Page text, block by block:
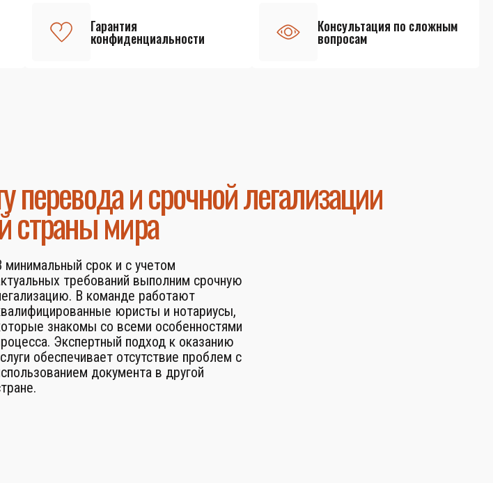
Гарантия
конфиденциальности
Консультация по сложным
вопросам
перевода и срочной легализации
страны мира
минимальный срок и с учетом
требований выполним срочную
В команде работают
юристы и нотариусы,
знакомы со всеми особенностями
Экспертный подход к оказанию
обеспечивает отсутствие проблем с
документа в другой